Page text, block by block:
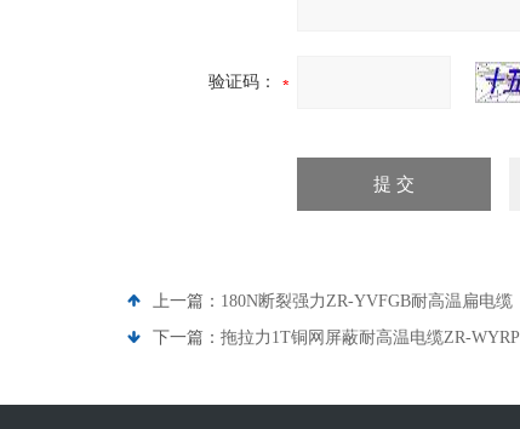
验证码：
上一篇： 180N断裂强力ZR-YVFGB耐高温扁电缆
下一篇： 拖拉力1T铜网屏蔽耐高温电缆ZR-WYRP